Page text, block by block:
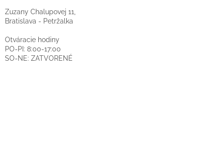
Zuzany Chalupovej 11,
Bratislava - Petržalka
Otváracie hodiny
PO-PI: 8:00-17:00
SO-NE: ZATVORENÉ